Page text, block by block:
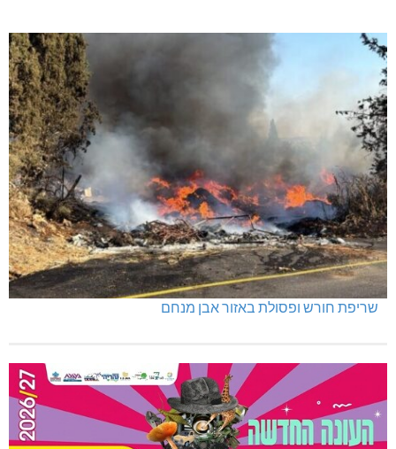
שריפת חורש ופסולת באזור אבן מנחם